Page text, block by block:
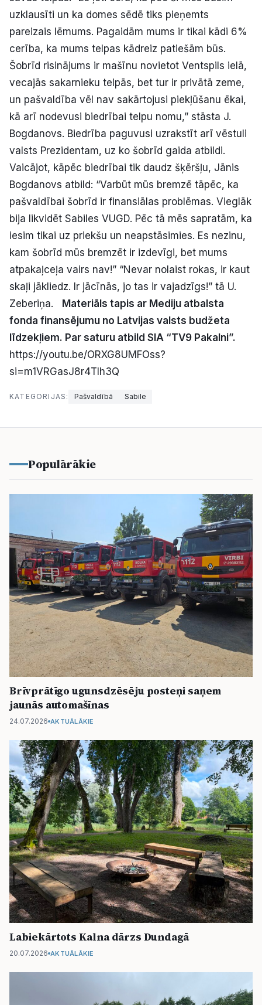
uzklausīti un ka domes sēdē tiks pieņemts
pareizais lēmums. Pagaidām mums ir tikai kādi 6%
cerība, ka mums telpas kādreiz patiešām būs.
Šobrīd risinājums ir mašīnu novietot Ventspils ielā,
vecajās sakarnieku telpās, bet tur ir privātā zeme,
un pašvaldība vēl nav sakārtojusi piekļūšanu ēkai,
kā arī nodevusi biedrībai telpu nomu,” stāsta J.
Bogdanovs. Biedrība paguvusi uzrakstīt arī vēstuli
valsts Prezidentam, uz ko šobrīd gaida atbildi.
Vaicājot, kāpēc biedrībai tik daudz šķēršļu, Jānis
Bogdanovs atbild: “Varbūt mūs bremzē tāpēc, ka
pašvaldībai šobrīd ir finansiālas problēmas. Vieglāk
bija likvidēt Sabiles VUGD. Pēc tā mēs sapratām, ka
iesim tikai uz priekšu un neapstāsimies. Es nezinu,
kam šobrīd mūs bremzēt ir izdevīgi, bet mums
atpakaļceļa vairs nav!” “Nevar nolaist rokas, ir kaut
skaļi jākliedz. Ir jācīnās, jo tas ir vajadzīgs!” tā U.
Zeberiņa. Materiāls tapis ar Mediju atbalsta
fonda finansējumu no Latvijas valsts budžeta
līdzekļiem. Par saturu atbild SIA “TV9 Pakalni”.
https://youtu.be/ORXG8UMFOss?
si=m1VRGasJ8r4TIh3Q
KATEGORIJAS: Pašvaldībā Sabile
Populārākie
Brīvprātīgo ugunsdzēsēju posteņi saņem
jaunās automašīnas
24.07.2026 AKTUĀLĀKIE
Labiekārtots Kalna dārzs Dundagā
20.07.2026 AKTUĀLĀKIE